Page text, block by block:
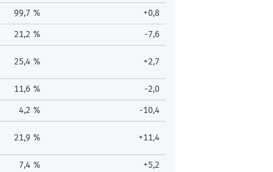
99,7 % +0,8
21,2 % -7,6
25,4 % +2,7
11,6 % -2,0
4,2 % -10,4
21,9 % +11,4
7,4 % +5,2